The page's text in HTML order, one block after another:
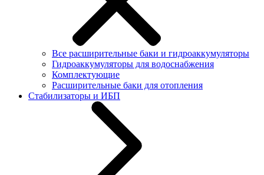
Все расширительные баки и гидроаккумуляторы
Гидроаккумуляторы для водоснабжения
Комплектующие
Расширительные баки для отопления
Стабилизаторы и ИБП